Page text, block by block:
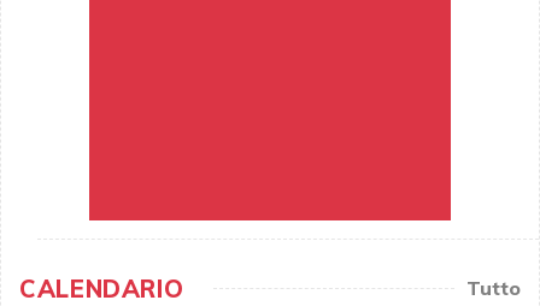
CALENDARIO Tutto